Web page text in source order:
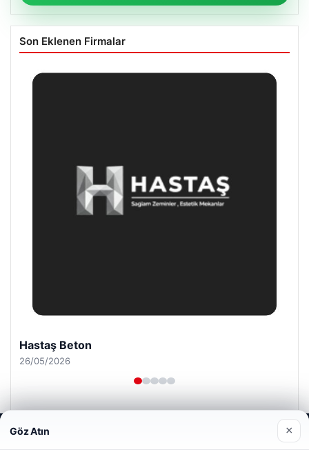
Son Eklenen Firmalar
Hastaş Beton
26/05/2026
Web sitemizi nasıl kullandığınızı daha iyi anlayabilmek,
deneyiminizi kişiselleştirmek ve geliştirmek amacıyla çerezler
Göz Atın ×